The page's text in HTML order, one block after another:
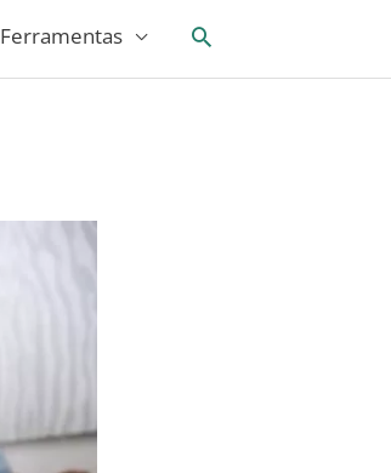
Ferramentas Pesquisar